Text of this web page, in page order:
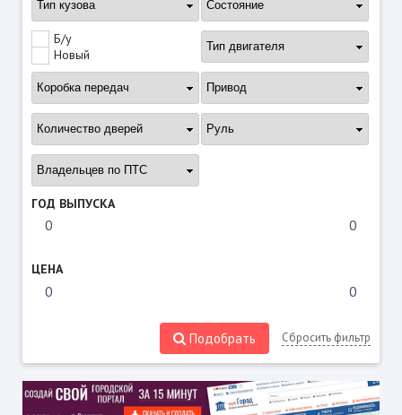
Б/у
Новый
ГОД ВЫПУСКА
ЦЕНА
Подобрать Сбросить фильтр